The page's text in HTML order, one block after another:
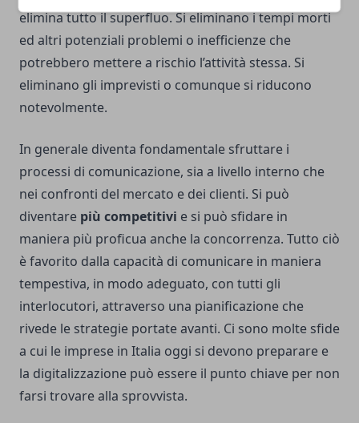
elimina tutto il superfluo. Si eliminano i tempi morti
ed altri potenziali problemi o inefficienze che
potrebbero mettere a rischio l’attività stessa. Si
eliminano gli imprevisti o comunque si riducono
notevolmente.
In generale diventa fondamentale sfruttare i
processi di comunicazione, sia a livello interno che
nei confronti del mercato e dei clienti. Si può
diventare più competitivi e si può sfidare in
maniera più proficua anche la concorrenza. Tutto ciò
è favorito dalla capacità di comunicare in maniera
tempestiva, in modo adeguato, con tutti gli
interlocutori, attraverso una pianificazione che
rivede le strategie portate avanti. Ci sono molte sfide
a cui le imprese in Italia oggi si devono preparare e
la digitalizzazione può essere il punto chiave per non
farsi trovare alla sprovvista.